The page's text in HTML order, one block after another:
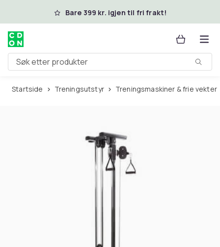
Hopp til hovedinnholdBare 399 kr. igjen til fri frakt!
Søk etter produkter
Startside Treningsutstyr Treningsmaskiner & frie vekter